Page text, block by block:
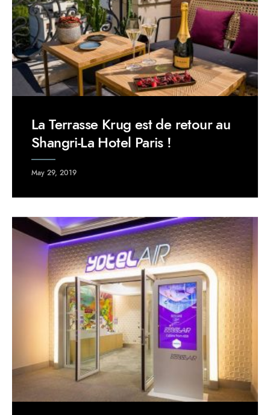
La Terrasse Krug est de retour au
Shangri-La Hotel Paris !
May 29, 2019